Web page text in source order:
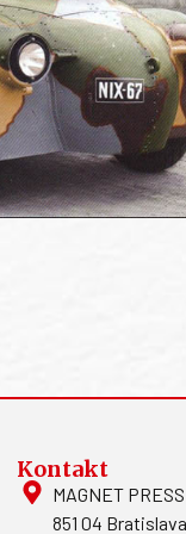
Kontakt
MAGNET
851 04